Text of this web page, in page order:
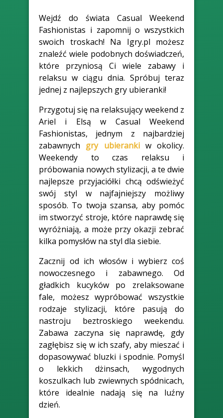
Wejdź do świata Casual Weekend
Fashionistas i zapomnij o wszystkich
swoich troskach! Na Igry.pl możesz
znaleźć wiele podobnych doświadczeń,
które przyniosą Ci wiele zabawy i
relaksu w ciągu dnia. Spróbuj teraz
jednej z najlepszych gry ubieranki!
Przygotuj się na relaksujący weekend z
Ariel i Elsą w Casual Weekend
Fashionistas, jednym z najbardziej
zabawnych gry ubierankiw okolicy.
Weekendy to czas relaksu i
próbowania nowych stylizacji, a te dwie
najlepsze przyjaciółki chcą odświeżyć
swój styl w najfajniejszy możliwy
sposób. To twoja szansa, aby pomóc
im stworzyć stroje, które naprawdę się
wyróżniają, a może przy okazji zebrać
kilka pomysłów na styl dla siebie.
Zacznij od ich włosów i wybierz coś
nowoczesnego i zabawnego. Od
gładkich kucyków po zrelaksowane
fale, możesz wypróbować wszystkie
rodzaje stylizacji, które pasują do
nastroju beztroskiego weekendu.
Zabawa zaczyna się naprawdę, gdy
zagłębisz się w ich szafy, aby mieszać i
dopasowywać bluzki i spodnie. Pomyśl
o lekkich dżinsach, wygodnych
koszulkach lub zwiewnych spódnicach,
które idealnie nadają się na luźny
dzień.